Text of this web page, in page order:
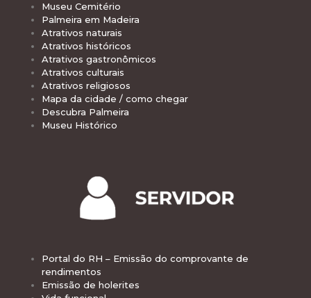
Museu Cemitério
Palmeira em Madeira
Atrativos naturais
Atrativos históricos
Atrativos gastronômicos
Atrativos culturais
Atrativos religiosos
Mapa da cidade / como chegar
Descubra Palmeira
Museu Histórico
Portal do RH – Emissão do comprovante de
rendimentos
Emissão de holerites